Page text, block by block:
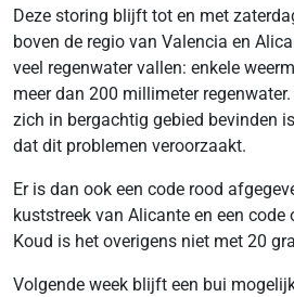
Deze storing blijft tot en met
boven de regio van Valencia en
veel regenwater vallen: enkele
meer dan 200 millimeter
zich in bergachtig gebied bevinden
dat dit problemen veroorzaakt.
Er is dan ook een code rood
kuststreek van Alicante en een code
Koud is het overigens niet met 20
Volgende week blijft een bui